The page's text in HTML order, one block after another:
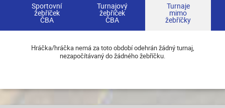
Sportovní
žebříček
ČBA
Turnajový
žebříček
ČBA
Turnaje
mimo
žebříčky
Hráčka/hráčka nemá za toto období odehrán žádný turnaj,
nezapočítávaný do žádného žebříčku.